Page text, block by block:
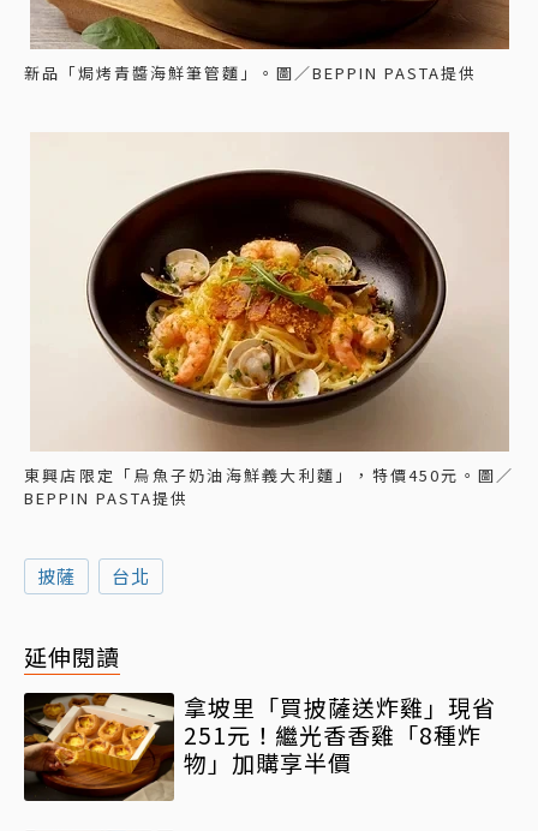
新品「焗烤青醬海鮮筆管麵」。圖／BEPPIN PASTA提供
東興店限定「烏魚子奶油海鮮義大利麵」，特價450元。圖／
BEPPIN PASTA提供
披薩 台北
延伸閱讀
拿坡里「買披薩送炸雞」現省
251元！繼光香香雞「8種炸
物」加購享半價